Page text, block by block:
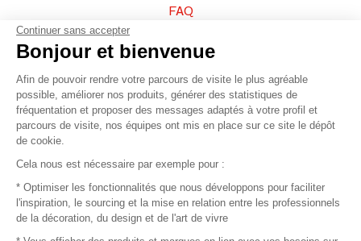
FAQ
Vendez vos produits
Plan du site
© 2016 –Organisation SAFI
Recrutement
Continuer sans accepter
Bonjour et bienvenue
Afin de pouvoir rendre votre parcours de visite le plus agréable
possible, améliorer nos produits, générer des statistiques de
fréquentation et proposer des messages adaptés à votre profil et
parcours de visite, nos équipes ont mis en place sur ce site le dépôt
de cookie.
Cela nous est nécessaire par exemple pour :
* Optimiser les fonctionnalités que nous développons pour faciliter
l'inspiration, le sourcing et la mise en relation entre les professionnels
de la décoration, du design et de l'art de vivre